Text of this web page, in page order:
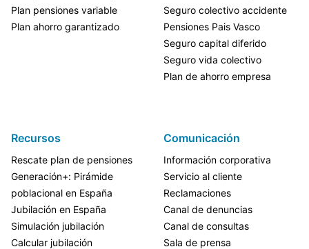
Plan pensiones variable
Plan ahorro garantizado
Seguro colectivo accidente
Pensiones Pais Vasco
Seguro capital diferido
Seguro vida colectivo
Plan de ahorro empresa
Recursos
Rescate plan de pensiones
Generación+: Pirámide
poblacional en España
Jubilación en España
Simulación jubilación
Calcular jubilación
Comunicación
Información corporativa
Servicio al cliente
Reclamaciones
Canal de denuncias
Canal de consultas
Sala de prensa